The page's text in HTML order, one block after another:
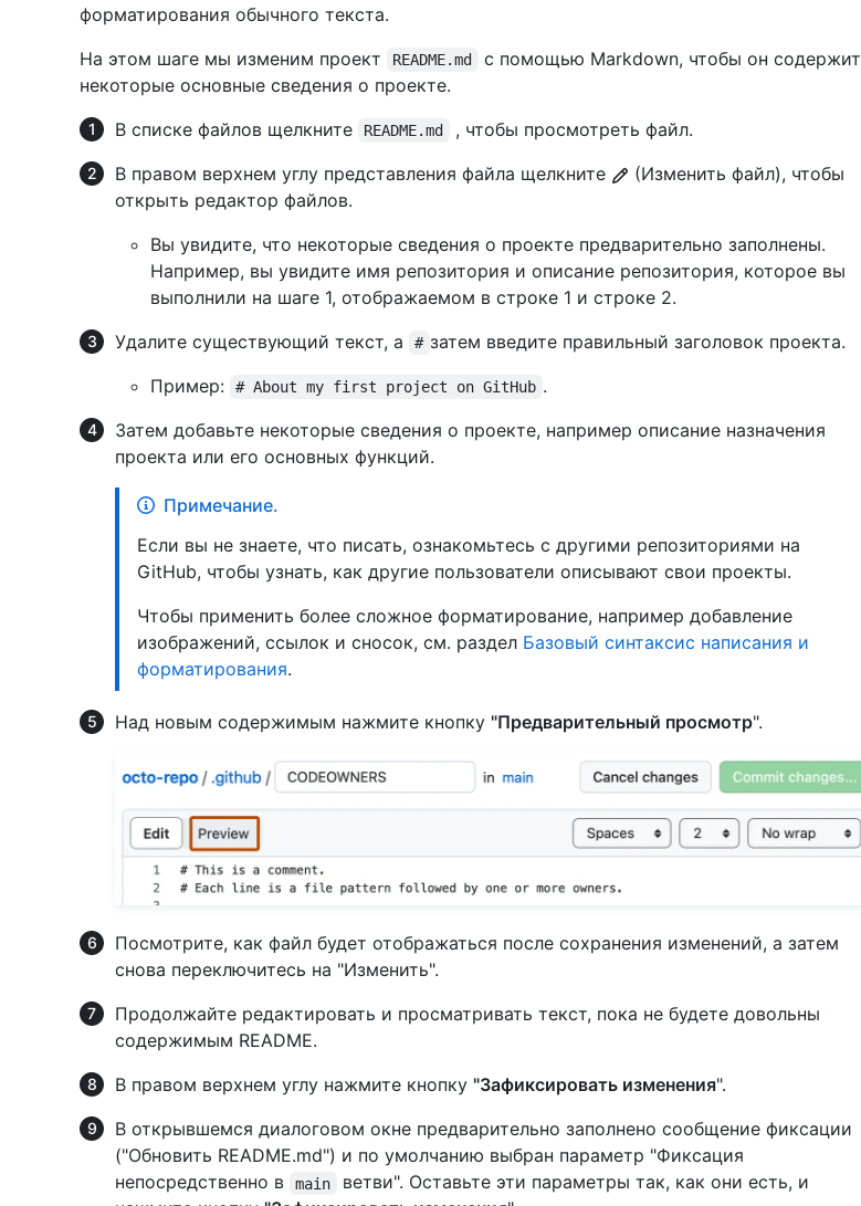
форматирования обычного текста.
На этом шаге мы изменим проект
README.md
с помощью Markdown, чтобы он содержит
некоторые основные сведения о проекте.
В списке файлов щелкните
README.md
, чтобы просмотреть файл.
В правом верхнем углу представления файла щелкните
(Изменить файл), чтобы
открыть редактор файлов.
Вы увидите, что некоторые сведения о проекте предварительно заполнены.
Например, вы увидите имя репозитория и описание репозитория, которое вы
выполнили на шаге 1, отображаемом в строке 1 и строке 2.
Удалите существующий текст, а
# затем введите правильный заголовок проекта.
Пример:
# About my first project on GitHub .
Затем добавьте некоторые сведения о проекте, например описание назначения
проекта или его основных функций.
Примечание.
Если вы не знаете, что писать, ознакомьтесь с другими репозиториями на
GitHub, чтобы узнать, как другие пользователи описывают свои проекты.
Чтобы применить более сложное форматирование, например добавление
изображений, ссылок и сносок, см. раздел Базовый синтаксис написания и
форматирования.
Над новым содержимым нажмите кнопку "Предварительный просмотр".
Посмотрите, как файл будет отображаться после сохранения изменений, а затем
снова переключитесь на "Изменить".
Продолжайте редактировать и просматривать текст, пока не будете довольны
содержимым README.
В правом верхнем углу нажмите кнопку "Зафиксировать изменения".
В открывшемся диалоговом окне предварительно заполнено сообщение фиксации
("Обновить README.md") и по умолчанию выбран параметр "Фиксация
непосредственно в
main
ветви". Оставьте эти параметры так, как они есть, и